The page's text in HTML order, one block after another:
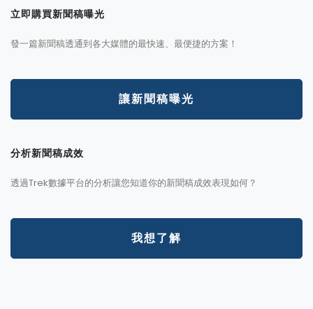
立即購買新聞稿曝光
發一篇新聞稿透通到各大媒體的最快速、最便捷的方案！
讓新聞稿曝光
分析新聞稿成效
透過Trek數據平台的分析讓您知道你的新聞稿成效表現如何？
我想了解